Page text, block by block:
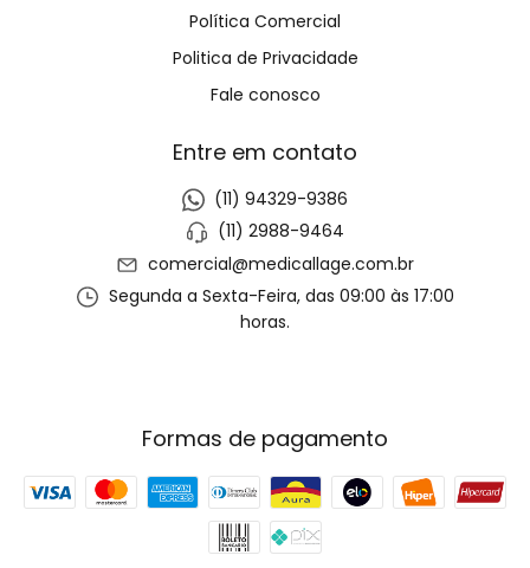
Política Comercial
Politica de Privacidade
Fale conosco
Entre em contato
(11) 94329-9386
(11) 2988-9464
comercial@medicallage.com.br
Segunda a Sexta-Feira, das 09:00 às 17:00
horas.
Formas de pagamento